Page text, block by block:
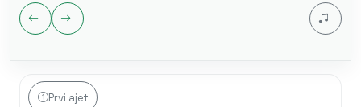
Jezik audia
Prvi ajet